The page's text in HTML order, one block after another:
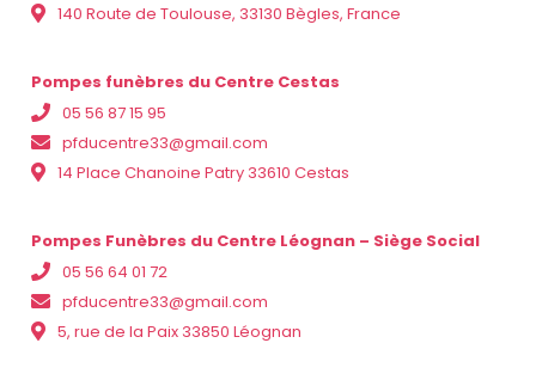
140 Route de Toulouse, 33130 Bègles, France
Pompes funèbres du Centre Cestas
05 56 87 15 95
pfducentre33@gmail.com
14 Place Chanoine Patry 33610 Cestas
Pompes Funèbres du Centre Léognan – Siège Social
05 56 64 01 72
pfducentre33@gmail.com
5, rue de la Paix 33850 Léognan